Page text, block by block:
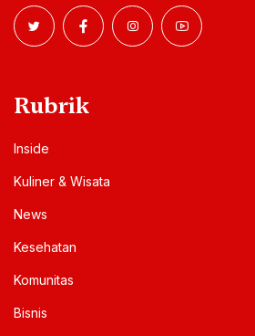
Rubrik
Inside
Kuliner & Wisata
News
Kesehatan
Komunitas
Bisnis